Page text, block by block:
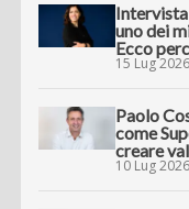
Intervista
uno dei
Ecco
15 Lug 2026
Paolo
come
creare
10 Lug 2026